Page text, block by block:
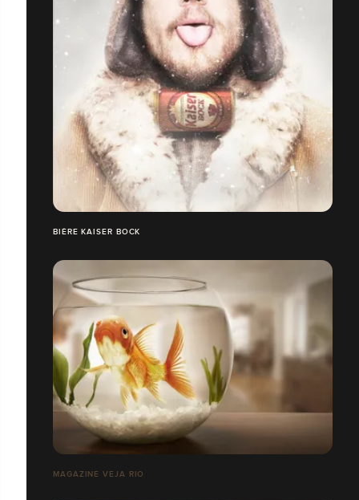
BIÈRE KAISER BOCK
MAGAZINE VEJA RIO